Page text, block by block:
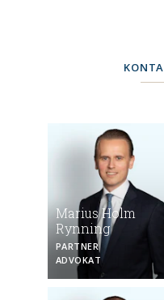
Marius Holm
Rynning
PARTNER
ADVOKAT